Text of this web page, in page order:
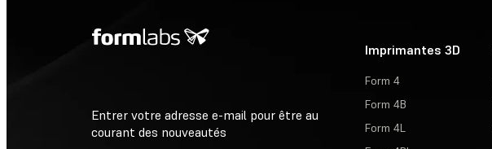
Entrer votre adresse e-mail pour être au
courant des nouveautés
Imprimantes 3D
Form 4
Form 4B
Form 4L